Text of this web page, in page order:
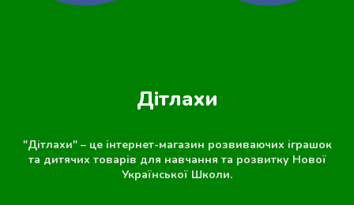
Дітлахи
"Дітлахи" – це інтернет-магазин розвиваючих іграшок
та дитячих товарів для навчання та розвитку Нової
Української Школи.